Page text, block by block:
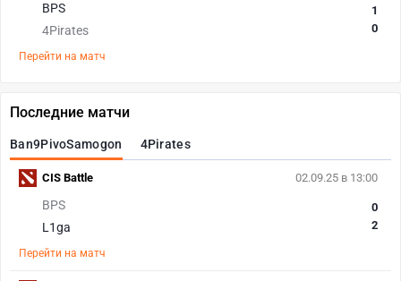
BPS
4Pirates
1
0
Перейти на матч
Последние матчи
Ban9PivoSamogon 4Pirates
02.09.25 в 13:00
BPS
L1ga
0
2
Перейти на матч
CIS Battle